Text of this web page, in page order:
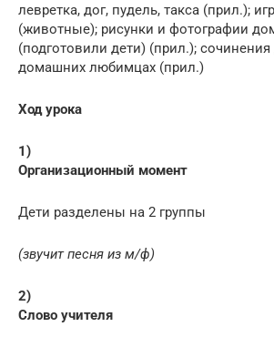
левретка, дог, пудель, такса (прил.);
(животные); рисунки и фотографии
(подготовили дети) (прил.); сочинения
домашних любимцах (прил.)
Ход урока
1)
Организационный момент
Дети разделены на 2 группы
(звучит песня из м/ф)
2)
Слово учителя